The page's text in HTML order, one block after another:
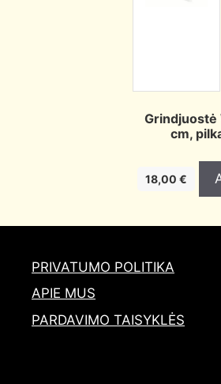
Grindjuostė
cm,
18,00€
PRIVATUMO POLITIKA
APIE MUS
PARDAVIMO TAISYKLĖS